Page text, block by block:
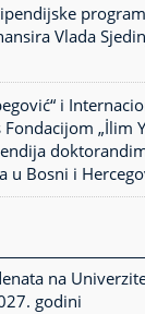
Vlada
i
„İlim
u Bosni i
na
godini